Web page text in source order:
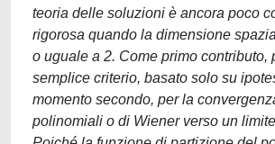
teoria delle soluzioni è ancora poco
rigorosa quando la dimensione
o uguale a 2. Come primo contributo,
semplice criterio, basato solo su
momento secondo, per la
polinomiali o di Wiener verso un